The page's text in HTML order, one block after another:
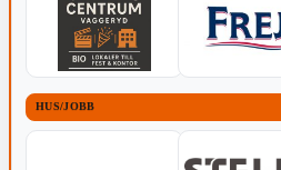
HUS/JOBB